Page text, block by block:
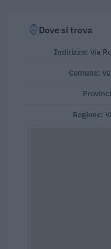
Dove si trova
Indirizzo: Via
Comune:
Regione: